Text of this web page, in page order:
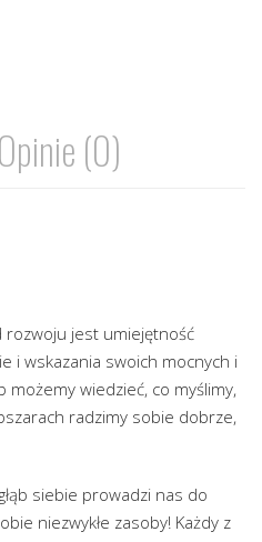
Opinie (0)
rozwoju jest umiejętność
i wskazania swoich mocnych i
wiedzieć, co myślimy,
radzimy sobie dobrze,
siebie prowadzi nas do
niezwykłe zasoby! Każdy z